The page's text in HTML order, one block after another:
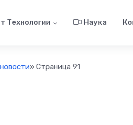
Технологии Наука
» Страница 91